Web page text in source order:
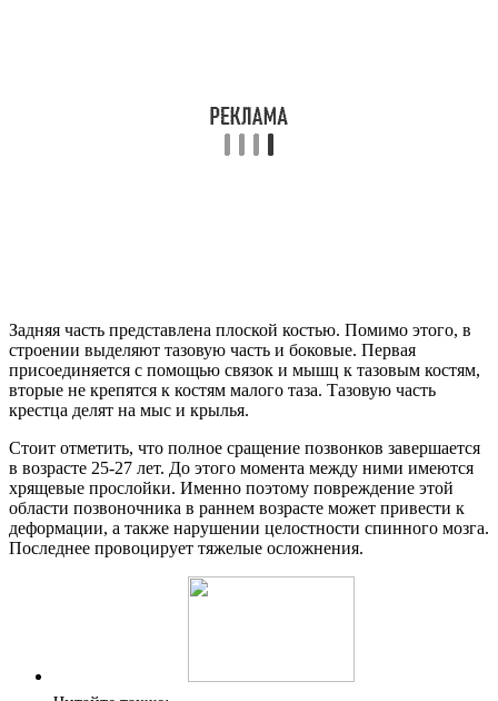
Задняя часть представлена плоской костью. Помимо этого, в
строении выделяют тазовую часть и боковые. Первая
присоединяется с помощью связок и мышц к тазовым костям,
вторые не крепятся к костям малого таза. Тазовую часть
крестца делят на мыс и крылья.
Стоит отметить, что полное сращение позвонков завершается
в возрасте 25-27 лет. До этого момента между ними имеются
хрящевые прослойки. Именно поэтому повреждение этой
области позвоночника в раннем возрасте может привести к
деформации, а также нарушении целостности спинного мозга.
Последнее провоцирует тяжелые осложнения.